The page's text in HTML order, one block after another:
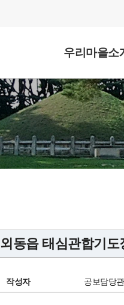
우리마을소
외동읍 태심관합기
작성자 공보담당관